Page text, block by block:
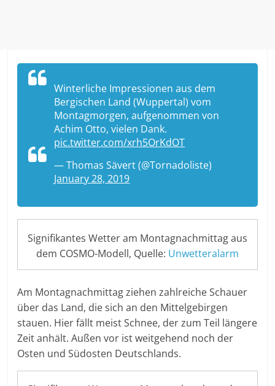
Winterliche Impressionen aus dem
Bergischen Land (Wuppertal) vom
Montagmorgen, aufgenommen von
Achim Otto, vielen Dank.
pic.twitter.com/xrh5OrKdOT
— Thomas Sävert (@Tornadoliste)
January 28, 2019
Signifikantes Wetter am Montagnachmittag aus
dem COSMO-Modell, Quelle: Unwetteralarm
Am Montagnachmittag ziehen zahlreiche Schauer
über das Land, die sich an den Mittelgebirgen
stauen. Hier fällt meist Schnee, der zum Teil längere
Zeit anhält. Außen vor ist weitgehend noch der
Osten und Südosten Deutschlands.